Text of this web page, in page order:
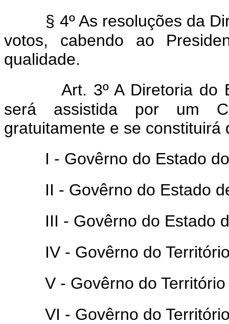
§ 4º As resoluções da
votos, cabendo ao
qualidade.
Art. 3º A Diretoria do
será assistida por um
gratuitamente e se
I - Govêrno do Estado
II - Govêrno do Estado
III - Govêrno do Estado
IV - Govêrno do
V - Govêrno do
VI - Govêrno do